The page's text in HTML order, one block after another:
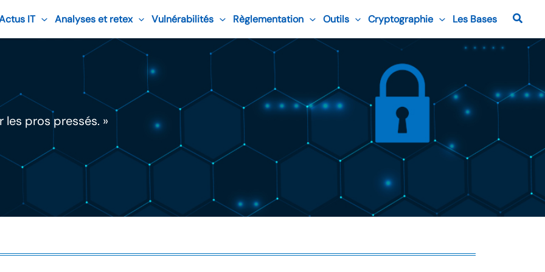
IT Analyses et retex Vulnérabilités Règlementation Outils Cryptographie Les Bases
pros pressés. »